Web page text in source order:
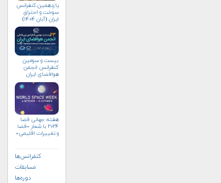
یازدهمین کنفرانس
سوخت و احتراق
ایران (آبان‌ ۱۴۰۴)
بیست و سومین
کنفرانس انجمن
هوافضای ايران
هفته جهانی فضا
۲۰۲۴ با شعار «فضا
و تغییرات اقلیمی»
کنفرانس‌ها
مسابقات
دوره‌ها